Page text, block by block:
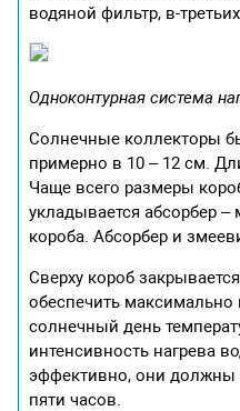
водяной фильтр, в-
Одноконтурная система
Солнечные коллекторы
примерно в 10 – 12 см.
Чаще всего размеры
укладывается абсорбер
короба. Абсорбер и
Сверху короб
обеспечить
солнечный день
интенсивность нагрева
эффективно, они должны
пяти часов.